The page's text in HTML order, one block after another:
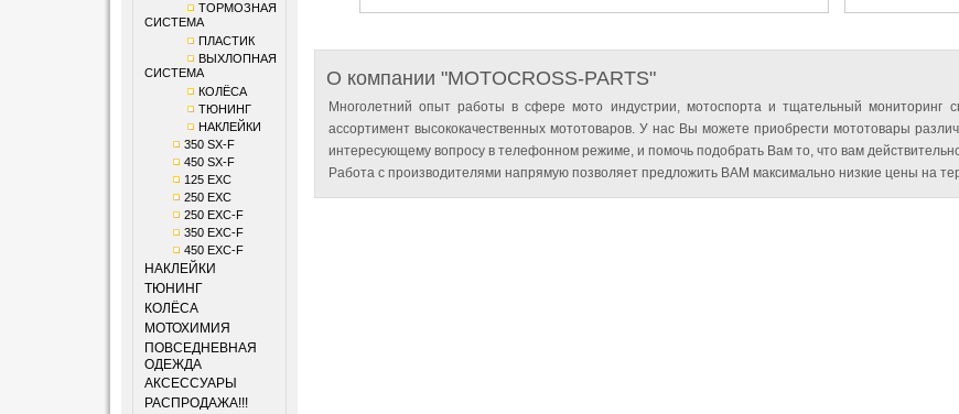
ТОРМОЗНАЯ
СИСТЕМА
ПЛАСТИК
ВЫХЛОПНАЯ
СИСТЕМА
КОЛЁСА
ТЮНИНГ
НАКЛЕЙКИ
350 SX-F
450 SX-F
125 EXC
250 EXC
250 EXC-F
350 EXC-F
450 EXC-F
НАКЛЕЙКИ
ТЮНИНГ
КОЛЁСА
МОТОХИМИЯ
ПОВСЕДНЕВНАЯ
ОДЕЖДА
АКСЕССУАРЫ
РАСПРОДАЖА!!!
О компании "MOTOCROSS-PARTS"
Многолетний опыт работы в сфере мото индустрии, мотоспорта и тщательный мониторинг
ассортимент высококачественных мототоваров. У нас Вы можете приобрести мототовары
интересующему вопросу в телефонном режиме, и помочь подобрать Вам то, что вам
Работа с производителями напрямую позволяет предложить ВАМ максимально низкие цены на